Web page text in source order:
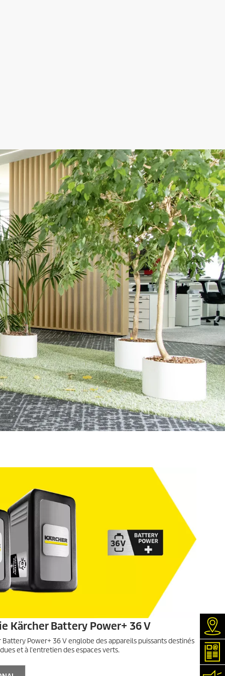
Kärcher Battery Power+ 36 V
Power+ 36 V englobe des appareils puissants destinés
et à l'entretien des espaces verts.